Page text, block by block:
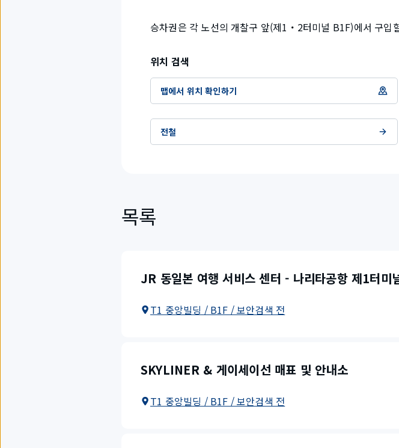
승차권은 각 노선의 개찰구 앞(제1・2터미널 B1F)에서 구입
위치 검색
맵에서 위치 확인하기
전철
목록
JR 동일본 여행 서비스 센터 - 나리타공항 제1터미
T1 중앙빌딩 / B1F / 보안검색 전
SKYLINER & 게이세이선 매표 및 안내소
T1 중앙빌딩 / B1F / 보안검색 전